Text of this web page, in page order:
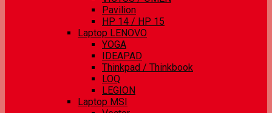
Pavilion
HP 14 / HP 15
Laptop LENOVO
YOGA
IDEAPAD
Thinkpad / Thinkbook
LOQ
LEGION
Laptop MSI